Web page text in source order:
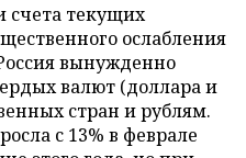
счета текущих
ослабления
вынужденно
валют (доллара и
стран и рублям.
с 13% в феврале